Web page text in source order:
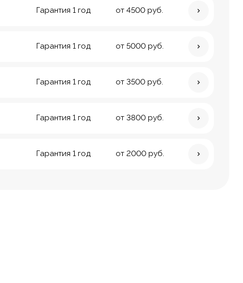
Гарантия 1 год от 4500 руб.
Гарантия 1 год от 5000 руб.
Гарантия 1 год от 3500 руб.
Гарантия 1 год от 3800 руб.
Гарантия 1 год от 2000 руб.